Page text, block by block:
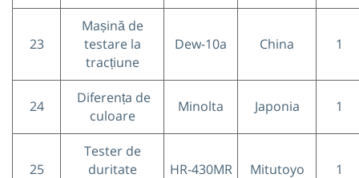
23
Mașină de
testare la
tracțiune
Dew-10a China 1
24
Diferența de
culoare
Minolta Japonia 1
25
Tester de
duritate
HR-430MR Mitutoyo 1